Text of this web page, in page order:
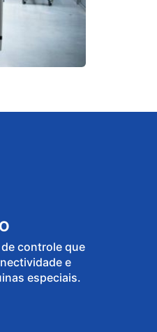
controle que
e
especiais.